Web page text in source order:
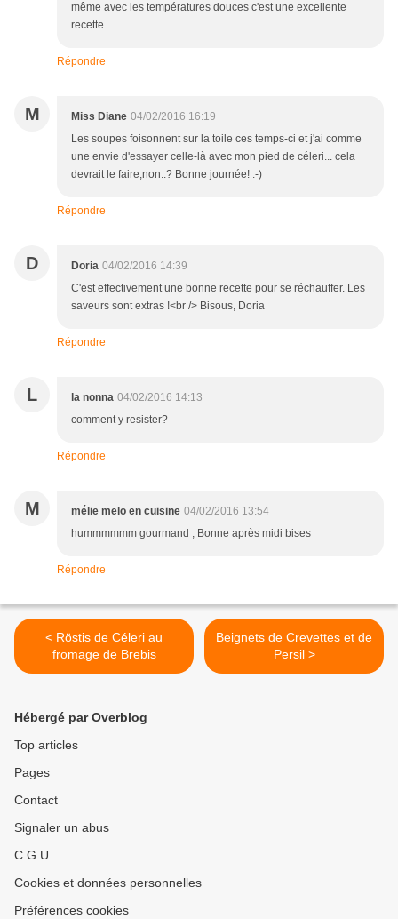
même avec les températures douces c'est une excellente
recette
Répondre
M Miss Diane 04/02/2016 16:19
Les soupes foisonnent sur la toile ces temps-ci et j'ai comme
une envie d'essayer celle-là avec mon pied de céleri... cela
devrait le faire,non..? Bonne journée! :-)
Répondre
D Doria 04/02/2016 14:39
C'est effectivement une bonne recette pour se réchauffer. Les
saveurs sont extras !<br /> Bisous, Doria
Répondre
L la nonna 04/02/2016 14:13
comment y resister?
Répondre
M mélie melo en cuisine 04/02/2016 13:54
hummmmmm gourmand , Bonne après midi bises
Répondre
< Röstis de Céleri au
fromage de Brebis
Beignets de Crevettes et de
Persil >
Hébergé par Overblog
Top articles
Pages
Contact
Signaler un abus
C.G.U.
Cookies et données personnelles
Préférences cookies